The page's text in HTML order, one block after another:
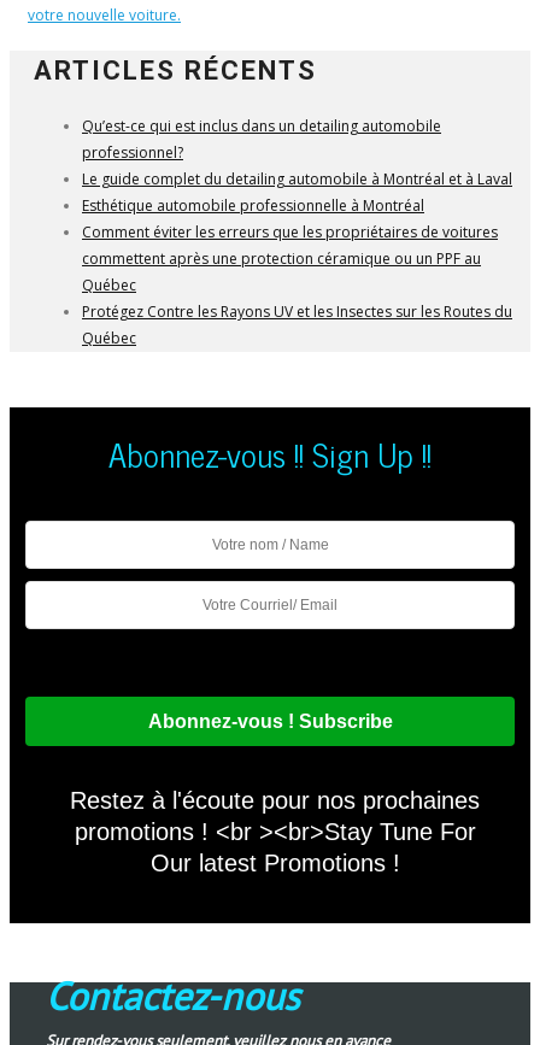
votre nouvelle voiture.
ARTICLES RÉCENTS
Qu’est-ce qui est inclus dans un detailing automobile
professionnel?
Le guide complet du detailing automobile à Montréal et à Laval
Esthétique automobile professionnelle à Montréal
Comment éviter les erreurs que les propriétaires de voitures
commettent après une protection céramique ou un PPF au
Québec
Protégez Contre les Rayons UV et les Insectes sur les Routes du
Québec
Abonnez-vous !! Sign Up !!
Restez à l'écoute pour nos prochaines
promotions ! <br ><br>Stay Tune For
Our latest Promotions !
Contactez-nous